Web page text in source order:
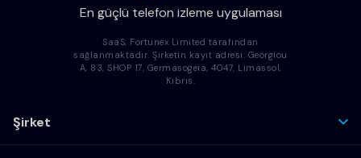
En güçlü telefon izleme uygulaması
SaaS, Fortunex Limited tarafından
sağlanmaktadır. Şirketin kayıt adresi: Georgiou
A, 83, SHOP 17, Germasogeia, 4047, Limassol,
Kıbrıs.
Şirket